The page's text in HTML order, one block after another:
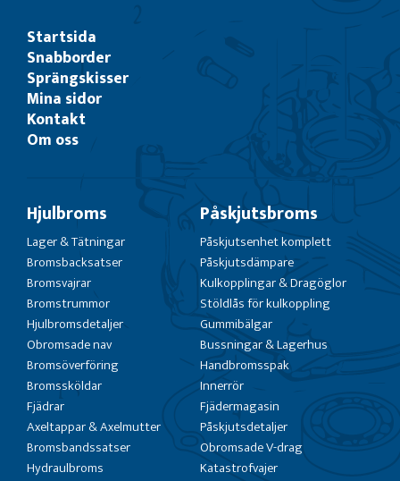
Startsida
Snabborder
Sprängskisser
Mina sidor
Kontakt
Om oss
Hjulbroms
Lager & Tätningar
Bromsbacksatser
Bromsvajrar
Bromstrummor
Hjulbromsdetaljer
Obromsade nav
Bromsöverföring
Bromssköldar
Fjädrar
Axeltappar & Axelmutter
Bromsbandssatser
Hydraulbroms
Påskjutsbroms
Påskjutsenhet komplett
Påskjutsdämpare
Kulkopplingar & Dragöglor
Stöldlås för kulkoppling
Gummibälgar
Bussningar & Lagerhus
Handbromsspak
Innerrör
Fjädermagasin
Påskjutsdetaljer
Obromsade V-drag
Katastrofvajer